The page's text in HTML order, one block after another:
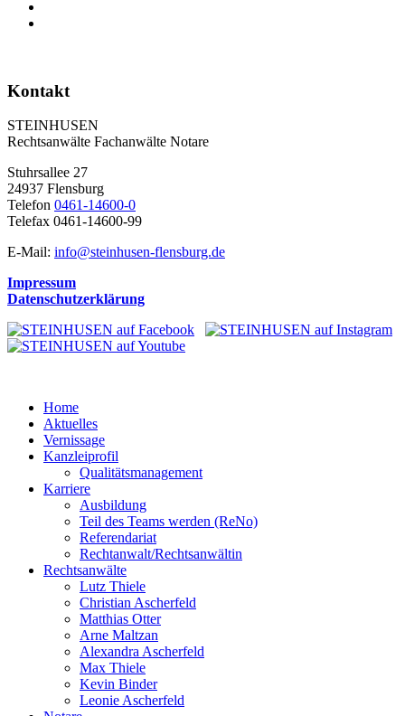
Kontakt
STEINHUSEN
Rechtsanwälte Fachanwälte Notare
Stuhrsallee 27
24937 Flensburg
Telefon 0461-14600-0
Telefax 0461-14600-99
E-Mail: info@steinhusen-flensburg.de
Impressum
Datenschutzerklärung
Home
Aktuelles
Vernissage
Kanzleiprofil
Qualitätsmanagement
Karriere
Ausbildung
Teil des Teams werden (ReNo)
Referendariat
Rechtanwalt/Rechtsanwältin
Rechtsanwälte
Lutz Thiele
Christian Ascherfeld
Matthias Otter
Arne Maltzan
Alexandra Ascherfeld
Max Thiele
Kevin Binder
Leonie Ascherfeld